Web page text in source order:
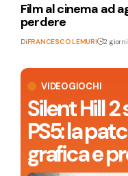
VIDEOGIOCHI
Silent Hill
PS5: la
grafica e
Film al cinema ad
perdere
DiFRANCESCO LEMURI 2